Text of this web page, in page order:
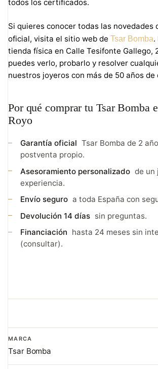
todos los certificados.
Si quieres conocer todas las novedades
oficial, visita el sitio web de Tsar Bomba.
tienda física en Calle Tesifonte Gallego,
puedes verlo, probarlo y resolver
nuestros joyeros con más de 50 años de
Por qué comprar tu Tsar Bomba
Royo
Garantía oficial Tsar Bomba de 2
postventa propio.
Asesoramiento personalizado de un
experiencia.
Envío seguro a toda España con
Devolución 14 días sin preguntas.
Financiación hasta 24 meses sin
(consultar).
MARCA
Tsar Bomba